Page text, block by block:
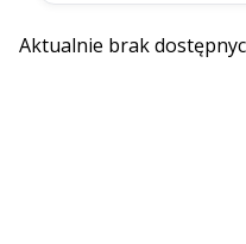
Aktualnie brak